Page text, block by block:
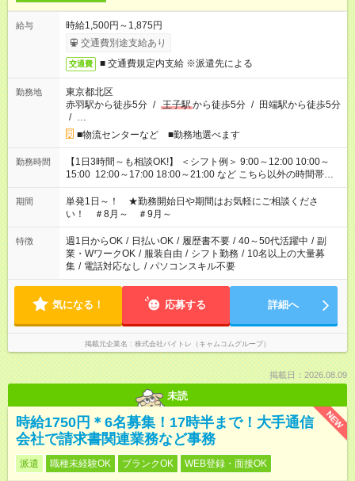
給与
時給1,500円～1,875円
交通費別途支給あり
交通費 ■ 交通費規定内支給 ※派遣先による
勤務地
東京都北区
赤羽駅から徒歩5分 / 王子駅から徒歩5分 / 田端駅から徒歩5分
/ …
■物流センターなど ■勤務地選べます
勤務時間
【1日3時間～も相談OK!】 ＜シフト例＞ 9:00～12:00 10:00～
15:00 12:00～17:00 18:00～21:00 など こちら以外の時間帯も
お気軽にご相談ください！
期間
単発1日～！ ★勤務開始日や期間はお気軽にご相談くださ
い！ ＃8月～ ＃9月～
特徴 週1日からOK / 日払いOK / 履歴書不要 / 40～50代活躍中 / 副
業・WワークOK / 服装自由 / シフト勤務 / 10名以上の大量募
集 / 電話対応なし / パソコンスキル不要
気になる！ 応募する 詳細へ
掲載元企業名 株式会社バイトレ（キャムコムグループ）
掲載日：2026.08.09
未読
NEW
時給1750円＊6名募集！17時半まで！大手通信
会社で請求書関連業務など事務
派遣 職種未経験OK ブランクOK WEB登録・面接OK